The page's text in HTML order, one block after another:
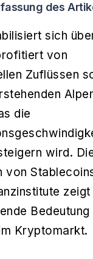
des
sich
von
Zuflüssen
die
wird.
von
zeigt
Bedeutung
Kryptomarkt.